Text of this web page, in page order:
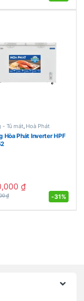
- Tủ mát, Hoà Phát
Hòa Phát Inverter HPF
₫
₫ -31%